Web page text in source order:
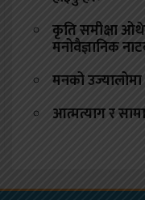
कृति समीक्षा
मनोवैज्ञानिक
मनको
आत्मत्याग र